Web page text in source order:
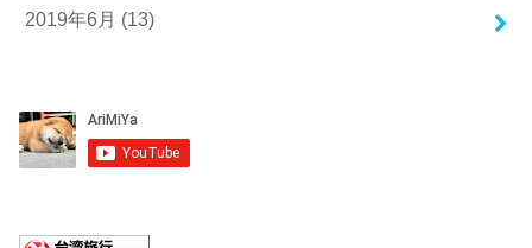
2019年6月 (13)